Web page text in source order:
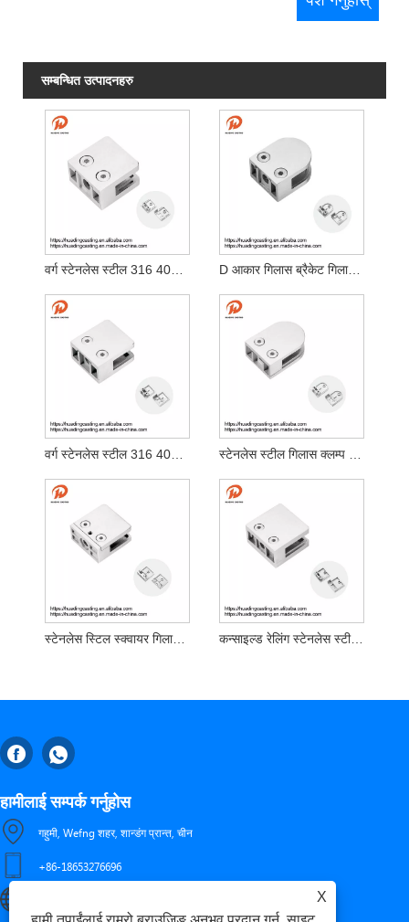
सम्बन्धित उत्पादनहरु
वर्ग स्टेनलेस स्टील 316 404 गिलास क्लम्प D आकार गिलास ब्रैकेट गिलास स्थिर क्ल्याम्प
स्टेनलेस स्टिल स्क्वायर गिलास गिलाम्प 8-1-13..52mm गिलास कन्साइल्ड रेलिंग स्टेनलेस स्टीलल भित्ता माउन्ट क्ल्याम्प क्ल्याम्प
हामीलाई सम्पर्क गर्नुहोस
गहुमी, Wefng शहर, शान्डंग प्रान्त, चीन
+86-18653276696
X